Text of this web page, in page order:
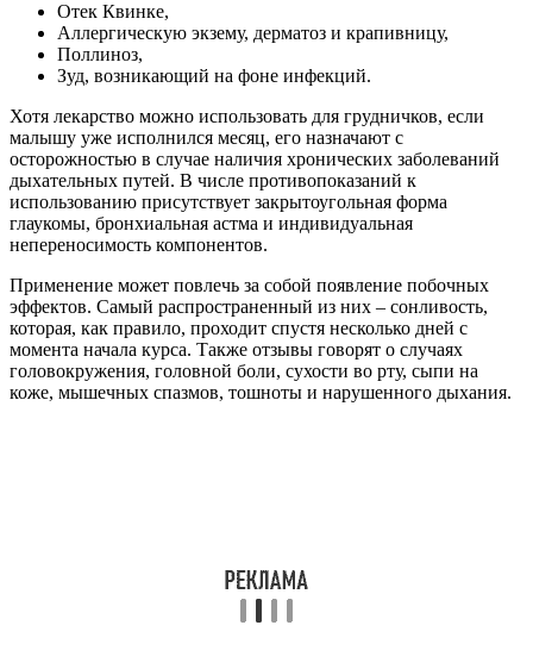
Отек Квинке,
Аллергическую экзему, дерматоз и крапивницу,
Поллиноз,
Зуд, возникающий на фоне инфекций.
Хотя лекарство можно использовать для грудничков, если
малышу уже исполнился месяц, его назначают с
осторожностью в случае наличия хронических заболеваний
дыхательных путей. В числе противопоказаний к
использованию присутствует закрытоугольная форма
глаукомы, бронхиальная астма и индивидуальная
непереносимость компонентов.
Применение может повлечь за собой появление побочных
эффектов. Самый распространенный из них – сонливость,
которая, как правило, проходит спустя несколько дней с
момента начала курса. Также отзывы говорят о случаях
головокружения, головной боли, сухости во рту, сыпи на
коже, мышечных спазмов, тошноты и нарушенного дыхания.